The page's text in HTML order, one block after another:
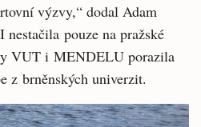
výzvy,“ dodal Adam
pouze na pražské
VUT i MENDELU porazila
z brněnských univerzit.